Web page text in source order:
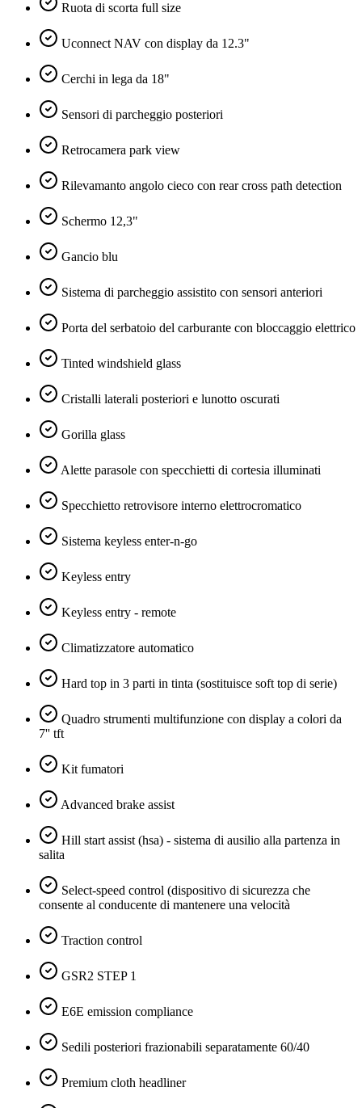
Ruota di scorta full size
Uconnect NAV con display da 12.3"
Cerchi in lega da 18"
Sensori di parcheggio posteriori
Retrocamera park view
Rilevamanto angolo cieco con rear cross path detection
Schermo 12,3"
Gancio blu
Sistema di parcheggio assistito con sensori anteriori
Porta del serbatoio del carburante con bloccaggio elettrico
Tinted windshield glass
Cristalli laterali posteriori e lunotto oscurati
Gorilla glass
Alette parasole con specchietti di cortesia illuminati
Specchietto retrovisore interno elettrocromatico
Sistema keyless enter-n-go
Keyless entry
Keyless entry - remote
Climatizzatore automatico
Hard top in 3 parti in tinta (sostituisce soft top di serie)
Quadro strumenti multifunzione con display a colori da
7'' tft
Kit fumatori
Advanced brake assist
Hill start assist (hsa) - sistema di ausilio alla partenza in
salita
Select-speed control (dispositivo di sicurezza che
consente al conducente di mantenere una velocità
Traction control
GSR2 STEP 1
E6E emission compliance
Sedili posteriori frazionabili separatamente 60/40
Premium cloth headliner